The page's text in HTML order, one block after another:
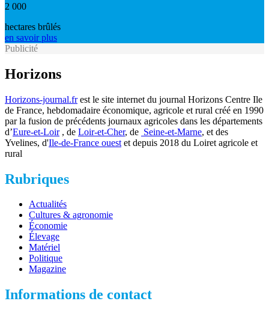
2 000
hectares brûlés
en savoir plus
Publicité
Horizons
Horizons-journal.frest le site internet du journal Horizons Centre Ile
de France, hebdomadaire économique, agricole et rural créé en 1990
par la fusion de précédents journaux agricoles dans les départements
d’Eure-et-Loir, de Loir-et-Cher, de Seine-et-Marne, et des
Yvelines, d'Ile-de-France ouest et depuis 2018 du Loiret agricole et
rural
Rubriques
Actualités
Cultures & agronomie
Économie
Élevage
Matériel
Politique
Magazine
Informations de contact